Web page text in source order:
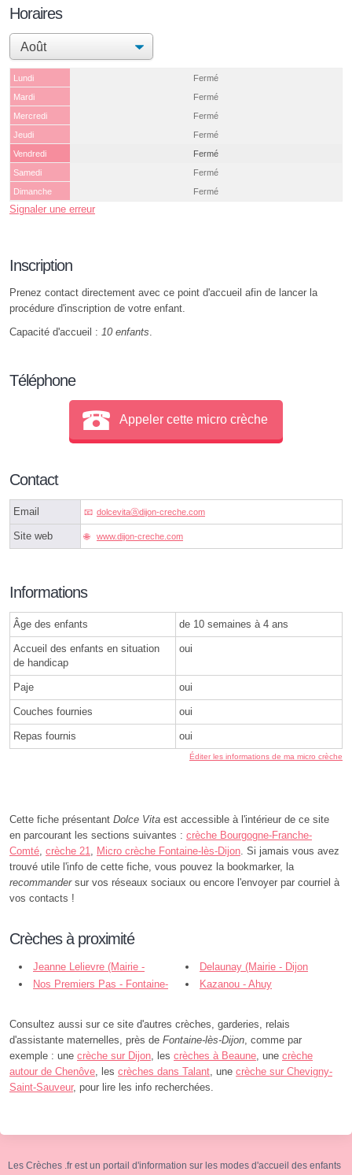
Horaires
Lundi
Fermé
Mardi
Fermé
Mercredi
Fermé
Jeudi
Fermé
Vendredi
Fermé
Samedi
Fermé
Dimanche
Fermé
Signaler une erreur
Inscription
Prenez contact directement avec ce point d'accueil afin de lancer la
procédure d'inscription de votre enfant.
Capacité d'accueil : 10 enfants
Téléphone
Appeler cette micro crèche
Contact
Email dolcevitaⓐdijon-creche.com
Site web www.dijon-creche.com
Informations
Âge des enfants de 10 semaines à 4 ans
Accueil des enfants en situation
de handicap
oui
Paje oui
Couches fournies oui
Repas fournis oui
Éditer les informations de ma micro crèche
Cette fiche présentant Dolce Vita est accessible à l'intérieur de ce site
en parcourant les sections suivantes : crèche Bourgogne-Franche-
Comté crèche 21 Micro crèche Fontaine-lès-Dijon . Si jamais vous avez
trouvé utile l'info de cette fiche, vous pouvez la bookmarker, la
recommandersur vos réseaux sociaux ou encore l'envoyer par courriel à
vos contacts !
Crèches à proximité
Jeanne Lelievre (Mairie -
Fontaine-lès-Dijon
Delaunay (Mairie - Dijon
Nos Premiers Pas - Fontaine-
Kazanou - Ahuy
Consultez aussi sur ce site d'autres crèches, garderies, relais
d'assistante maternelles, près de Fontaine-lès-Dijon , comme par
exemple : une crèche sur Dijon , les crèches à Beaune , une crèche
autour de Chenôve , les crèches dans Talant , une crèche sur Chevigny-
Saint-Sauveur, pour lire les info recherchées.
Les Crèches .fr est un portail d'information sur les modes d'accueil des enfants